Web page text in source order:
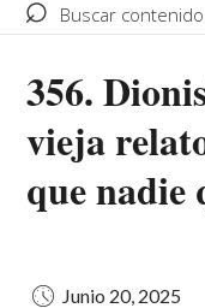
Buscar contenido
356.
vieja
que nadie
Junio 20, 2025